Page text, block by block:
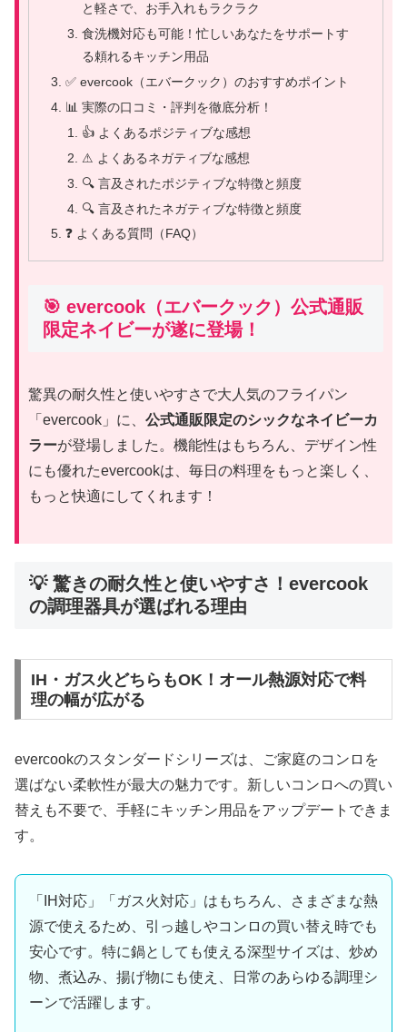
と軽さで、お手入れもラクラク
食洗機対応も可能！忙しいあなたをサポートす
る頼れるキッチン用品
✅ evercook（エバークック）のおすすめポイント
📊 実際の口コミ・評判を徹底分析！
👍 よくあるポジティブな感想
⚠ よくあるネガティブな感想
🔍 言及されたポジティブな特徴と頻度
🔍 言及されたネガティブな特徴と頻度
❓ よくある質問（FAQ）
🎯 evercook（エバークック）公式通販
限定ネイビーが遂に登場！
驚異の耐久性と使いやすさで大人気のフライパン
「evercook」に、 公式通販限定のシックなネイビーカ
ラーが登場しました。機能性はもちろん、デザイン性
にも優れたevercookは、毎日の料理をもっと楽しく、
もっと快適にしてくれます！
💡 驚きの耐久性と使いやすさ！evercook
の調理器具が選ばれる理由
IH・ガス火どちらもOK！オール熱源対応で料
理の幅が広がる
evercookのスタンダードシリーズは、ご家庭のコンロを
選ばない柔軟性が最大の魅力です。新しいコンロへの買い
替えも不要で、手軽にキッチン用品をアップデートできま
す。
「IH対応」「ガス火対応」はもちろん、さまざまな熱
源で使えるため、引っ越しやコンロの買い替え時でも
安心です。特に鍋としても使える深型サイズは、炒め
物、煮込み、揚げ物にも使え、日常のあらゆる調理シ
ーンで活躍します。